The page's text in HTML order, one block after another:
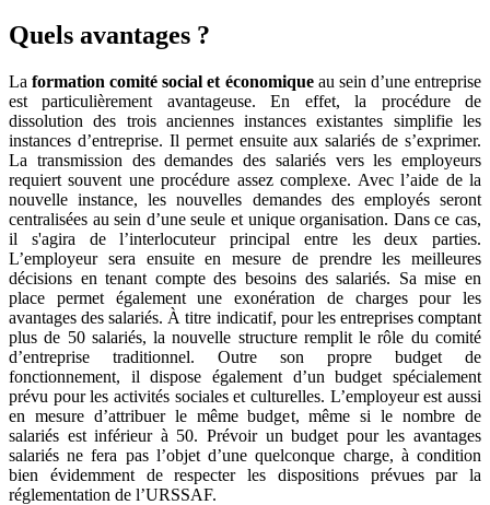
Quels avantages ?
Laformation comité social et économiqueau sein d’une entreprise
est particulièrement avantageuse. En effet, la procédure de
dissolution des trois anciennes instances existantes simplifie les
instances d’entreprise. Il permet ensuite aux salariés de s’exprimer.
La transmission des demandes des salariés vers les employeurs
requiert souvent une procédure assez complexe. Avec l’aide de la
nouvelle instance, les nouvelles demandes des employés seront
centralisées au sein d’une seule et unique organisation. Dans ce cas,
il s'agira de l’interlocuteur principal entre les deux parties.
L’employeur sera ensuite en mesure de prendre les meilleures
décisions en tenant compte des besoins des salariés. Sa mise en
place permet également une exonération de charges pour les
avantages des salariés. À titre indicatif, pour les entreprises comptant
plus de 50 salariés, la nouvelle structure remplit le rôle du comité
d’entreprise traditionnel. Outre son propre budget de
fonctionnement, il dispose également d’un budget spécialement
prévu pour les activités sociales et culturelles. L’employeur est aussi
en mesure d’attribuer le même budget, même si le nombre de
salariés est inférieur à 50. Prévoir un budget pour les avantages
salariés ne fera pas l’objet d’une quelconque charge, à condition
bien évidemment de respecter les dispositions prévues par la
réglementation de l’URSSAF.